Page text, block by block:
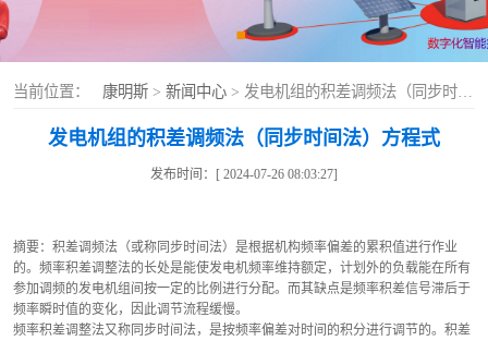
当前位置： 康明斯 > 新闻中心 > 发电机组的积差调频法（同步时间法）方程式
发电机组的积差调频法（同步时间法）方程式
发布时间：[ 2024-07-26 08:03:27]
摘要：积差调频法（或称同步时间法）是根据机构频率偏差的累积值进行作业
的。频率积差调整法的长处是能使发电机频率维持额定，计划外的负载能在所有
参加调频的发电机组间按一定的比例进行分配。而其缺点是频率积差信号滞后于
频率瞬时值的变化，因此调节流程缓慢。
频率积差调整法又称同步时间法，是按频率偏差对时间的积分进行调节的。积差
移动电站
康明斯配件